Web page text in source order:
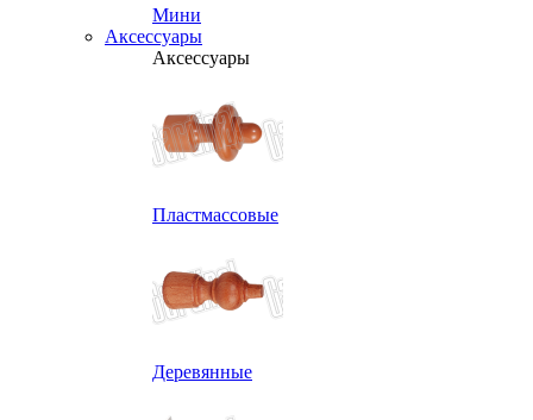
Мини
Аксессуары
Аксессуары
Пластмассовые
Деревянные